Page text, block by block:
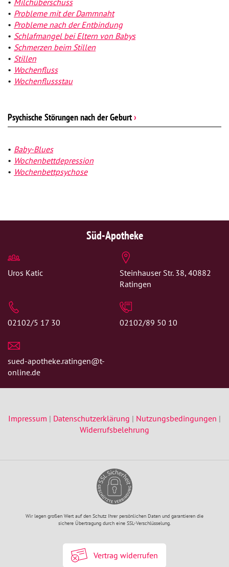
Probleme mit der Dammnaht
Probleme nach der Entbindung
Schlafmangel bei Eltern von Babys
Schmerzen beim Stillen
Stillen
Wochenfluss
Wochenflussstau
Psychische Störungen nach der Geburt›
Baby-Blues
Wochenbettdepression
Wochenbettpsychose
Süd-Apotheke
Uros Katic
Steinhauser Str. 38, 40882
Ratingen
02102/5 17 30 02102/89 50 10
sued-apotheke.ratingen@t-
online.de
Impressum | Datenschutzerklärung | Nutzungsbedingungen |
Widerrufsbelehrung
Wir legen großen Wert auf den Schutz Ihrer persönlichen Daten und garantieren die
sichere Übertragung durch eine SSL-Verschlüsselung.
Vertrag widerrufen